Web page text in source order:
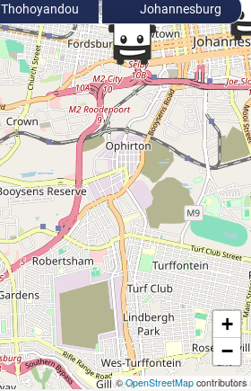
+
−
©OpenStreetMap contributors
Thohoyandou Johannesburg